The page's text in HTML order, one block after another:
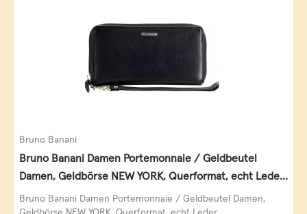
Bruno Banani
Bruno Banani Damen Portemonnaie / Geldbeutel
Damen, Geldbörse NEW YORK, Querformat, echt Leder,
schwarz
Bruno Banani Damen Portemonnaie / Geldbeutel Damen,